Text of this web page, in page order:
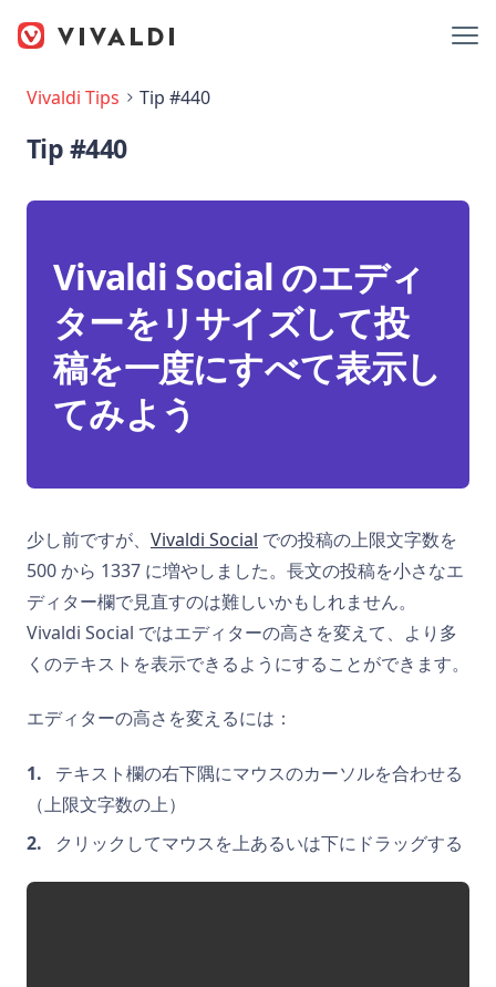
Vivaldi Tips Tip #440
Tip #440
Vivaldi Social のエディ
ターをリサイズして投
稿を一度にすべて表示し
てみよう
少し前ですが、 Vivaldi Social での投稿の上限文字数を
500 から 1337 に増やしました。長文の投稿を小さなエ
ディター欄で見直すのは難しいかもしれません。
Vivaldi Social ではエディターの高さを変えて、より多
くのテキストを表示できるようにすることができます。
エディターの高さを変えるには：
テキスト欄の右下隅にマウスのカーソルを合わせる
（上限文字数の上）
クリックしてマウスを上あるいは下にドラッグする